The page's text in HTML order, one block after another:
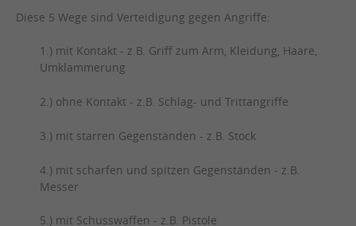
Diese 5 Wege sind Verteidigung gegen Angriffe:
1.) mit Kontakt - z.B. Griff zum Arm, Kleidung, Haare,
Umklammerung
2.) ohne Kontakt - z.B. Schlag- und Trittangriffe
3.) mit starren Gegenständen - z.B. Stock
4.) mit scharfen und spitzen Gegenständen - z.B.
Messer
5.) mit Schusswaffen - z.B. Pistole